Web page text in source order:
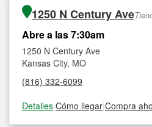
1250 N Century Ave
Abre a las 7:30am
1250 N Century Ave
Kansas City, MO
(816) 332-6099
Detalles|Cómo llegar|Compra